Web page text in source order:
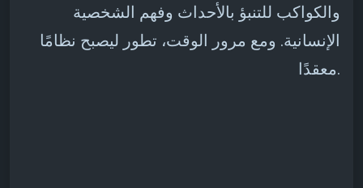
والكواكب للتنبؤ بالأحداث وفهم الشخصية
الإنسانية. ومع مرور الوقت، تطور ليصبح نظامًا
معقدًا.